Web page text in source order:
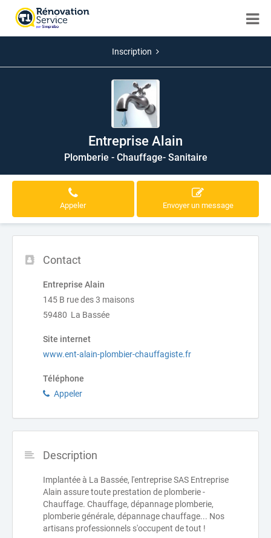
Inscription
Entreprise Alain
Plomberie - Chauffage- Sanitaire
Appeler Envoyer un message
Contact
Entreprise Alain
145 B rue des 3 maisons
59480 La Bassée
Site internet
www.ent-alain-plombier-chauffagiste.fr
Téléphone
Appeler
Description
Implantée à La Bassée, l'entreprise SAS Entreprise
Alain assure toute prestation de plomberie -
Chauffage. Chauffage, dépannage plomberie,
plomberie générale, dépannage chauffage... Nos
artisans professionnels s'occupent de tout !